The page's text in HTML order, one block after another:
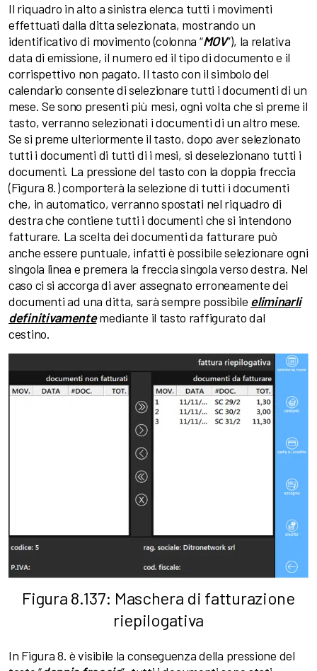
Il riquadro in alto a sinistra elenca tutti i movimenti
effettuati dalla ditta selezionata, mostrando un
identificativo di movimento (colonna “MOV”), la relativa
data di emissione, il numero ed il tipo di documento e il
corrispettivo non pagato. Il tasto con il simbolo del
calendario consente di selezionare tutti i documenti di un
mese. Se sono presenti più mesi, ogni volta che si preme il
tasto, verranno selezionati i documenti di un altro mese.
Se si preme ulteriormente il tasto, dopo aver selezionato
tutti i documenti di tutti di i mesi, si deselezionano tutti i
documenti. La pressione del tasto con la doppia freccia
(Figura 8.) comporterà la selezione di tutti i documenti
che, in automatico, verranno spostati nel riquadro di
destra che contiene tutti i documenti che si intendono
fatturare. La scelta dei documenti da fatturare può
anche essere puntuale, infatti è possibile selezionare ogni
singola linea e premera la freccia singola verso destra. Nel
caso ci si accorga di aver assegnato erroneamente dei
documenti ad una ditta, sarà sempre possibile eliminarli
definitivamentemediante il tasto raffigurato dal
cestino.
Figura 8.137: Maschera di fatturazione
riepilogativa
In Figura 8. è visibile la conseguenza della pressione del